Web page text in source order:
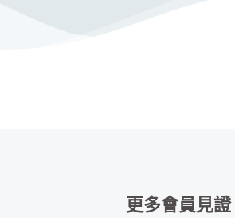
更多會員見證